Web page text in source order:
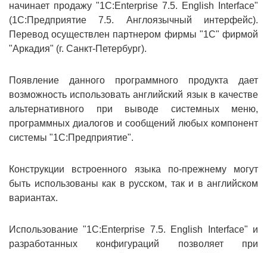
начинает продажу "1С:Enterprise 7.5. English Interface"
(1С:Предприятие 7.5. Англоязычный интерфейс).
Перевод осуществлен партнером фирмы "1С" фирмой
"Аркадия" (г. Санкт-Петербург).
Появление данного программного продукта дает
возможность использовать английский язык в качестве
альтернативного при выводе системных меню,
программных диалогов и сообщений любых компонент
системы "1С:Предприятие".
Конструкции встроенного языка по-прежнему могут
быть использованы как в русском, так и в английском
вариантах.
Использование "1С:Enterprise 7.5. English Interface" и
разработанных конфигураций позволяет при